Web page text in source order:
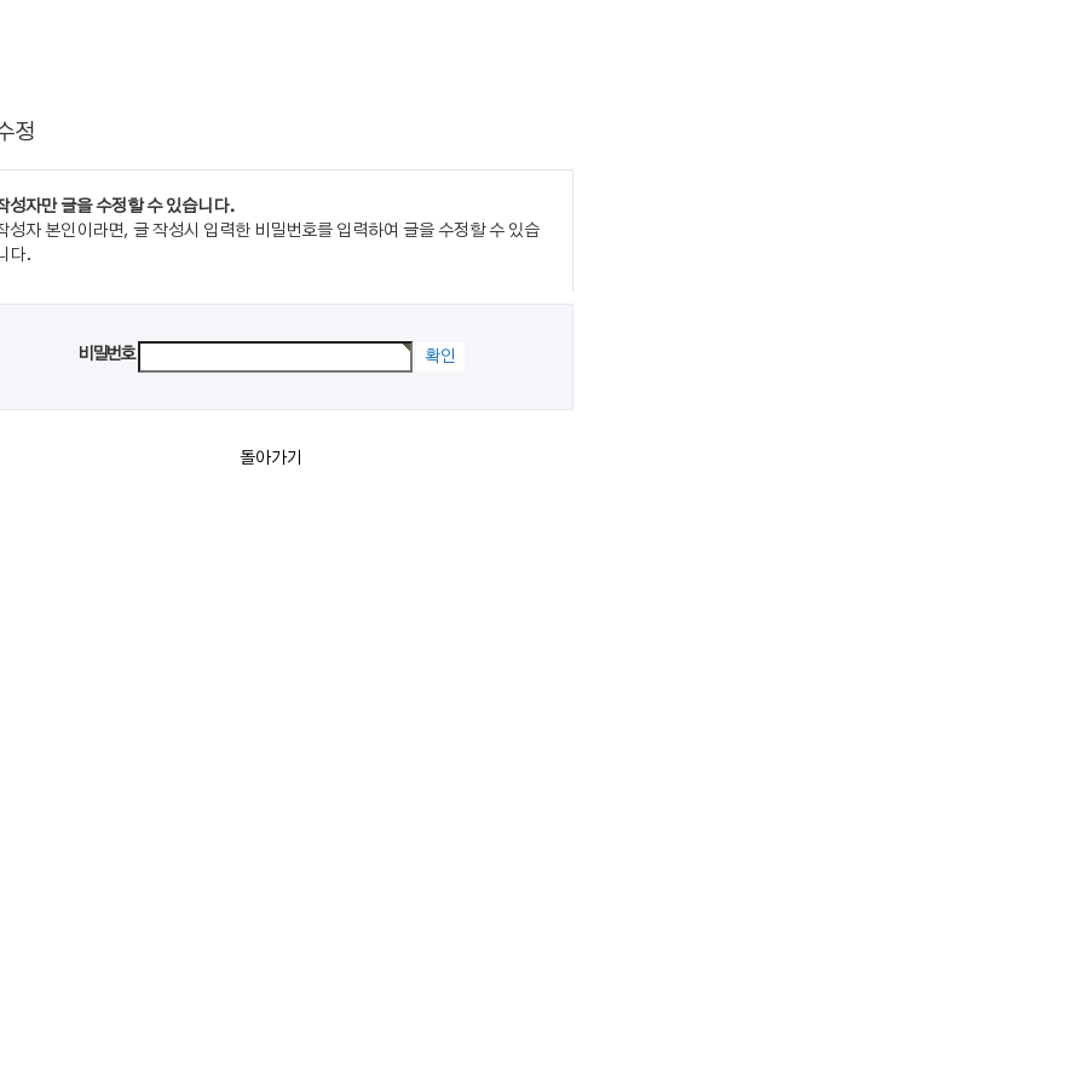
정
성자만 글을 수정할 수 있습니다.
성자 본인이라면, 글 작성시 입력한 비밀번호를 입력하여 글을 수정할 수 있습
다.
비밀번호
돌아가기